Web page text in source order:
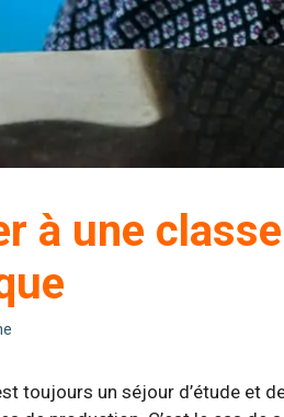
à une
toujours un séjour d’étude et